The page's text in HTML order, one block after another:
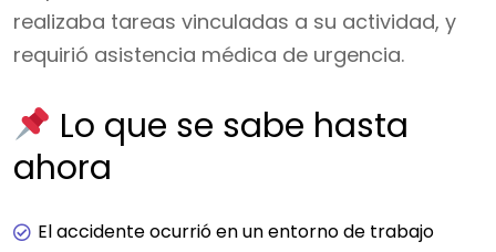
realizaba tareas vinculadas a su actividad, y
requirió asistencia médica de urgencia.
Lo que se sabe hasta
ahora
El accidente ocurrió en un entorno de trabajo